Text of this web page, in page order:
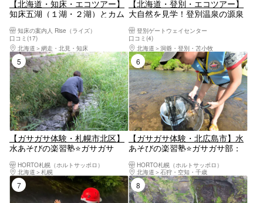
【北海道・知床・エコツアー】
知床五湖（１湖・２湖）とカム
アー知床の案内人 Rise（ライズ）
口コミ(17)
北海道
網走・北見・知床
【北海道・登別・エコツアー】
大自然を見学！登別温泉の源泉
登別ゲートウェイセンター
口コミ(4)
北海道
洞爺・登別・苫小牧
5位
【ガサガサ体験・札幌市北区】
水あそびの楽習塾⭐️ガサガサ
合！！お子様から笑顔になれる
都市部を流れる安春川でのガサ
ガサ体験
HORTO札幌（ホルトサッポロ）
北海道
札幌
6位
【ガサガサ体験・北広島市】水
あそびの楽習塾⭐️ガサガサ部：
できる✈️新千歳空港至近!!Fヴィ
レッジ付近を流れる輪厚川でガ
サガサ体験
HORTO札幌（ホルトサッポロ）
北海道
石狩・空知・千歳
7位 8位